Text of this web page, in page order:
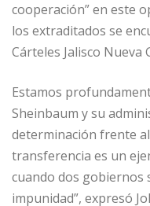
cooperación” en este
los extraditados se
Cárteles Jalisco Nueva
Estamos
Sheinbaum y su
determinación frente
transferencia es un
cuando dos gobiernos
impunidad”, expresó